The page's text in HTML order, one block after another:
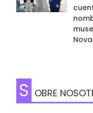
S OBRE